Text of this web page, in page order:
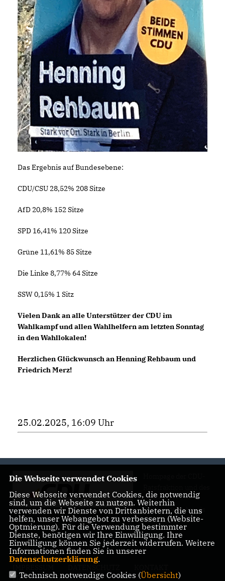
Das Ergebnis auf Bundesebene:
CDU/CSU 28,52% 208 Sitze
AfD 20,8% 152 Sitze
SPD 16,41% 120 Sitze
Grüne 11,61% 85 Sitze
Die Linke 8,77% 64 Sitze
SSW 0,15% 1 Sitz
Vielen Dank an alle Unterstützer der CDU im
Wahlkampf und allen Wahlhelfern am letzten Sonntag
in den Wahllokalen!
Herzlichen Glückwunsch an Henning Rehbaum und
Friedrich Merz!
25.02.2025, 16:09 Uhr
CDU-
Gemeindeverbands
Wadersloh
MITGLIEDERBEREICH
Die Webseite verwendet Cookies
Diese Webseite verwendet Cookies, die notwendig
sind, um die Webseite zu nutzen. Weiterhin
verwenden wir Dienste von Drittanbietern, die uns
helfen, unser Webangebot zu verbessern (Website-
Optmierung). Für die Verwendung bestimmter
Dienste, benötigen wir Ihre Einwilligung. Ihre
Einwilligung können Sie jederzeit widerrufen. Weitere
Informationen finden Sie in unserer
Datenschutzerklärung.
Technisch notwendige Cookies (Übersicht)